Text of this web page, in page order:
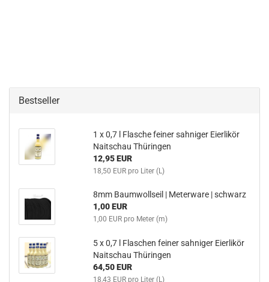
Bestseller
1 x 0,7 l Flasche feiner sahniger Eierlikör
Naitschau Thüringen
12,95 EUR
18,50 EUR pro Liter (L)
8mm Baumwollseil | Meterware | schwarz
1,00 EUR
1,00 EUR pro Meter (m)
5 x 0,7 l Flaschen feiner sahniger Eierlikör
Naitschau Thüringen
64,50 EUR
18,43 EUR pro Liter (L)